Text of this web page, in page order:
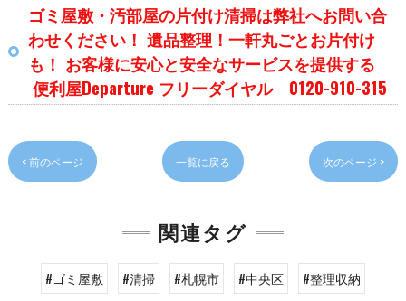
ゴミ屋敷・汚部屋の片付け清掃は弊社へお問い合
わせください！ 遺品整理！一軒丸ごとお片付け
も！ お客様に安心と安全なサービスを提供する
便利屋Departure フリーダイヤル 0120-910-315
< 前のページ 一覧に戻る 次のページ >
関連タグ
#ゴミ屋敷 #清掃 #札幌市 #中央区 #整理収納